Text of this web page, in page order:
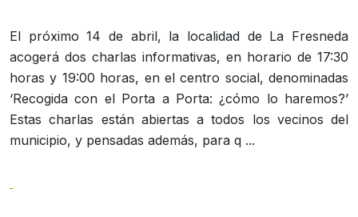
El próximo 14 de abril, la localidad de La Fresneda
acogerá dos charlas informativas, en horario de 17:30
horas y 19:00 horas, en el centro social, denominadas
‘Recogida con el Porta a Porta: ¿cómo lo haremos?’
Estas charlas están abiertas a todos los vecinos del
municipio, y pensadas además, para q ...